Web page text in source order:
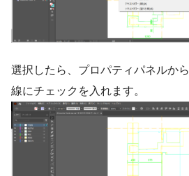
選択したら、プロパティパネルから
線にチェックを入れます。